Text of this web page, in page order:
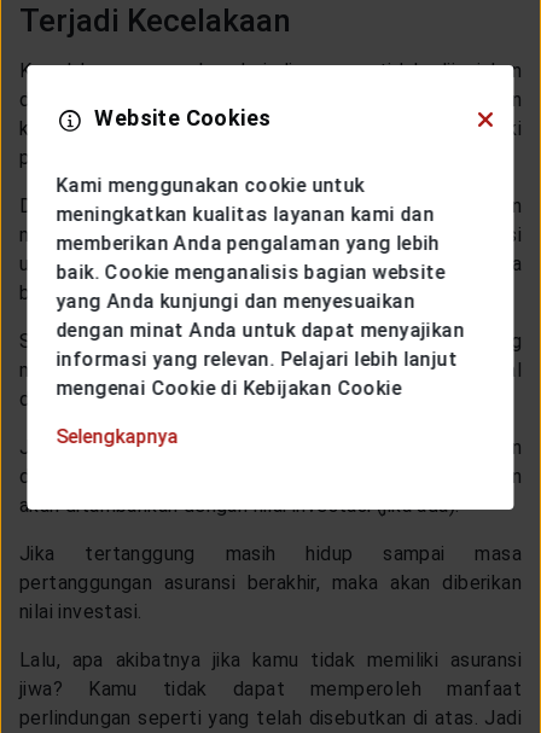
Terjadi Kecelakaan
Kecelakaan merupakan kejadian yang tidak diinginkan
dan dapat terjadi kapan saja. Kejadian ini merupakan
kejadian mendadak dan sering kali kita tidak memiliki
persiapan untuk menghadapinya.
Dalam kondisi ini, asuransi jiwa dapat memberikan
manfaat. Kamu dapat melakukan klaim dari asuransi
untuk membayarkan biaya dokter, biaya obat, hingga
biaya rawat inap.
Sebagai contoh nyata,produk asuransi jiwaGemilang
memiliki 2 manfaat utama yaitu manfaat meninggal
dunia dan manfaat akhir pertanggungan.
Jika tertanggung meninggal dunia, maka dana akan
dibayarkan sebesar 100% dari uang pertanggungan dan
akan ditambahkan dengan nilai investasi (jika ada).
Jika tertanggung masih hidup sampai masa
pertanggungan asuransi berakhir, maka akan diberikan
nilai investasi.
Lalu, apa akibatnya jika kamu tidak memiliki asuransi
jiwa? Kamu tidak dapat memperoleh manfaat
perlindungan seperti yang telah disebutkan di atas. Jadi
Website Cookies
Kami menggunakan cookie untuk
meningkatkan kualitas layanan kami dan
memberikan Anda pengalaman yang lebih
baik. Cookie menganalisis bagian website
yang Anda kunjungi dan menyesuaikan
dengan minat Anda untuk dapat menyajikan
informasi yang relevan. Pelajari lebih lanjut
mengenai Cookie di Kebijakan Cookie
Selengkapnya